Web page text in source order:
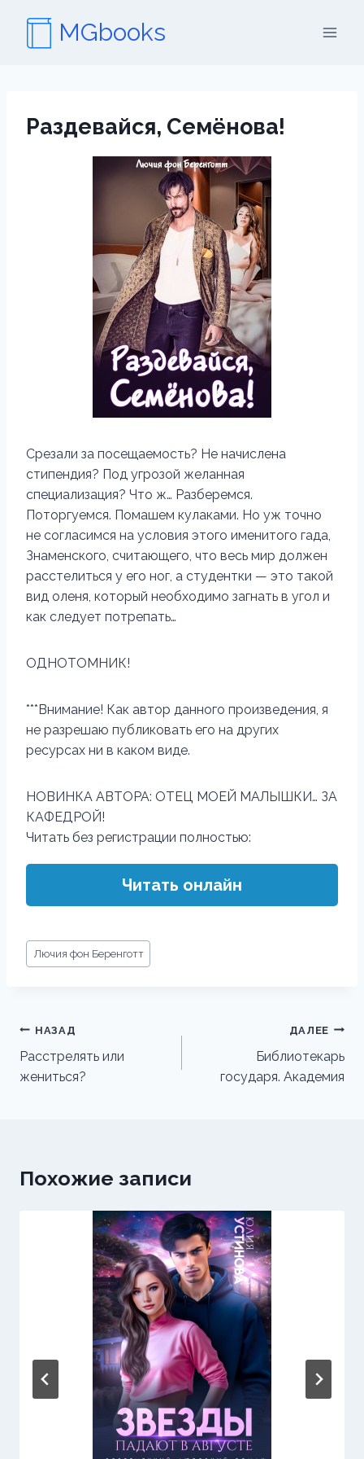
содержимому
MGbooks
Раздевайся, Семёнова!
Срезали за посещаемость? Не начислена
стипендия? Под угрозой желанная
специализация? Что ж… Разберемся.
Поторгуемся. Помашем кулаками. Но уж точно
не согласимся на условия этого именитого гада,
Знаменского, считающего, что весь мир должен
расстелиться у его ног, а студентки — это такой
вид оленя, который необходимо загнать в угол и
как следует потрепать…
ОДНОТОМНИК!
***Внимание! Как автор данного произведения, я
не разрешаю публиковать его на других
ресурсах ни в каком виде.
НОВИНКА АВТОРА: ОТЕЦ МОЕЙ МАЛЫШКИ… ЗА
КАФЕДРОЙ!
Читать без регистрации полностью:
Читать онлайн
Метки
записи:
Лючия фон Беренготт
Навигация
по
записям
НАЗАД
Расстрелять или
жениться?
ДАЛЕЕ
Библиотекарь
государя. Академия
Похожие записи